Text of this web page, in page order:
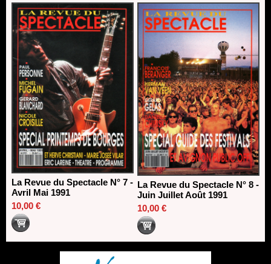
La Revue du Spectacle N° 7 -
Avril Mai 1991
10,00 €
La Revue du Spectacle N° 8 -
Juin Juillet Août 1991
10,00 €